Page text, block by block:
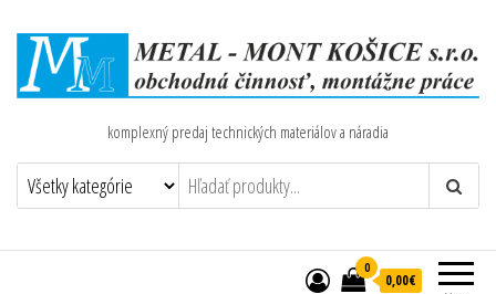
komplexný predaj technických materiálov a náradia
0
0,00€